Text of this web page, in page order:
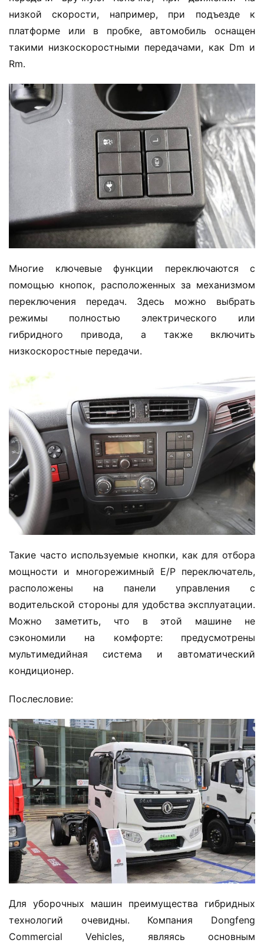
низкой скорости, например, при подъезде к
платформе или в пробке, автомобиль оснащен
такими низкоскоростными передачами, как Dm и
Rm.
Многие ключевые функции переключаются с
помощью кнопок, расположенных за механизмом
переключения передач. Здесь можно выбрать
режимы полностью электрического или
гибридного привода, а также включить
низкоскоростные передачи.
Такие часто используемые кнопки, как для отбора
мощности и многорежимный E/P переключатель,
расположены на панели управления с
водительской стороны для удобства эксплуатации.
Можно заметить, что в этой машине не
сэкономили на комфорте: предусмотрены
мультимедийная система и автоматический
кондиционер.
Послесловие:
Для уборочных машин преимущества гибридных
технологий очевидны. Компания Dongfeng
Commercial Vehicles, являясь основным